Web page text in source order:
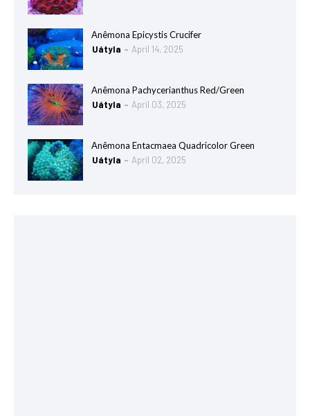
Anêmona Epicystis Crucifer
Uátyla
April 14, 2025
Anêmona Pachycerianthus Red/Green
Uátyla
April 03, 2025
Anêmona Entacmaea Quadricolor Green
Uátyla
April 02, 2025